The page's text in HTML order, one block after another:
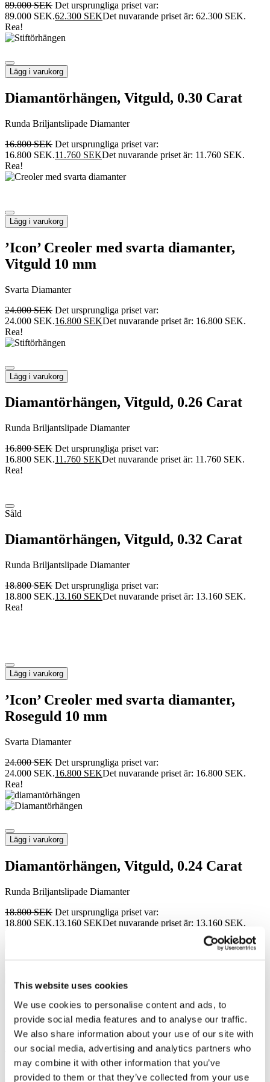
This website uses cookies
We use cookies to personalise content and ads, to
provide social media features and to analyse our traffic.
We also share information about your use of our site with
our social media, advertising and analytics partners who
may combine it with other information that you’ve
provided to them or that they’ve collected from your use
89.000SEK Det ursprungliga priset var:
89.000 SEK.62.300 SEKDet nuvarande priset är: 62.300 SEK.
Rea!
Lägg i varukorg
Diamantörhängen, Vitguld, 0.30 Carat
Runda Briljantslipade Diamanter
16.800SEK Det ursprungliga priset var:
16.800 SEK.11.760 SEKDet nuvarande priset är: 11.760 SEK.
Rea!
Lägg i varukorg
’Icon’ Creoler med svarta diamanter,
Vitguld 10 mm
Svarta Diamanter
24.000SEK Det ursprungliga priset var:
24.000 SEK.16.800 SEKDet nuvarande priset är: 16.800 SEK.
Rea!
Lägg i varukorg
Diamantörhängen, Vitguld, 0.26 Carat
Runda Briljantslipade Diamanter
16.800SEK Det ursprungliga priset var:
16.800 SEK.11.760 SEKDet nuvarande priset är: 11.760 SEK.
Rea!
Såld
Diamantörhängen, Vitguld, 0.32 Carat
Runda Briljantslipade Diamanter
18.800SEK Det ursprungliga priset var:
18.800 SEK.13.160 SEKDet nuvarande priset är: 13.160 SEK.
Rea!
Lägg i varukorg
’Icon’ Creoler med svarta diamanter,
Roseguld 10 mm
Svarta Diamanter
24.000SEK Det ursprungliga priset var:
24.000 SEK.16.800 SEKDet nuvarande priset är: 16.800 SEK.
Rea!
Lägg i varukorg
Diamantörhängen, Vitguld, 0.24 Carat
Runda Briljantslipade Diamanter
18.800SEK Det ursprungliga priset var:
18.800 SEK.13.160 SEKDet nuvarande priset är: 13.160 SEK.
Diamantörhängen, Vitguld, 0.22 Carat
Runda Briljantslipade Diamanter
15.800SEK Det ursprungliga priset var:
15.800 SEK.11.060SEKDet nuvarande priset är: 11.060 SEK.